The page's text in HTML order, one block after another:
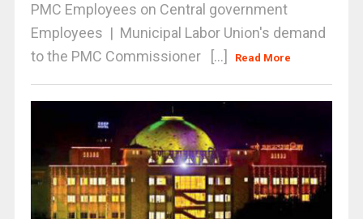
PMC Employees on Central government
Employees | Municipal Labor Union's demand
to the PMC Commissioner [...]
Read More